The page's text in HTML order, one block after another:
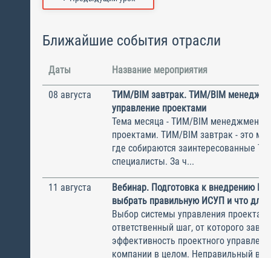
Ближайшие события отрасли
Даты Название мероприятия
08 августа
ТИМ/BIM завтрак. ТИМ/BIM
управление проектами
Тема месяца - ТИМ/BIM менеджмент и
проектами. ТИМ/BIM завтрак - это
где собираются заинтересованные
специалисты. За ч...
11 августа
Вебинар. Подготовка к внедрению
выбрать правильную ИСУП и что для
Выбор системы управления
ответственный шаг, от которого
эффективность проектного
компании в целом. Неправильный